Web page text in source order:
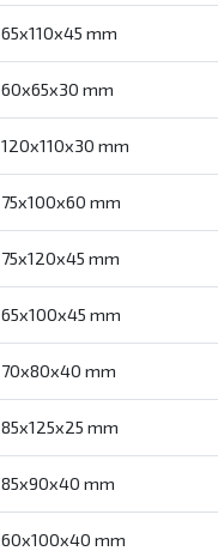
65x110x45 mm
60x65x30 mm
120x110x30 mm
75x100x60 mm
75x120x45 mm
65x100x45 mm
70x80x40 mm
85x125x25 mm
85x90x40 mm
60x100x40 mm